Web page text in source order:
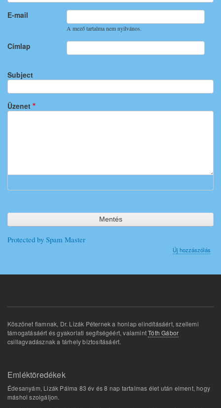
E-mail
A mező tartalma nem nyilvános.
Címlap
Subject
Üzenet
Protected by Spam Master
Új hozzászólás
Köszönet fiamnak, Dr. Lizák Péternek a honlap elindításáért, szellemi
támogatásáért és gyakorlati segítségéért, valamintTóth Gábor
csillagvadásznak a tárhely biztosításáért.
Emléktöredékek
Édesanyám, Lizák Pálma 83 év és 8 nap tartalmas élet után elment, hogy
máshol szolgáljon.